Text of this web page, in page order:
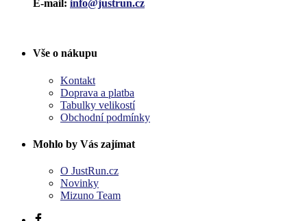
E-mail: info@justrun.cz
Vše o nákupu
Kontakt
Doprava a platba
Tabulky velikostí
Obchodní podmínky
Mohlo by Vás zajímat
O JustRun.cz
Novinky
Mizuno Team